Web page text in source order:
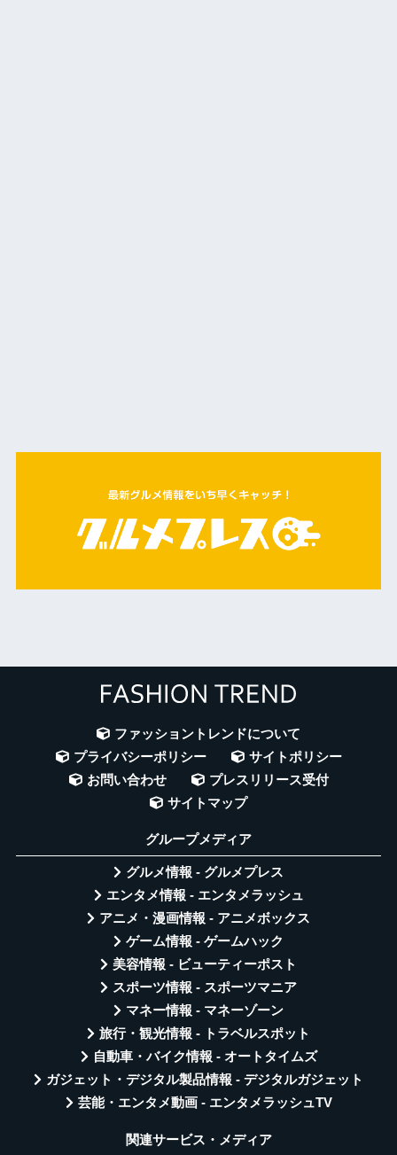
ファッショントレンドについて
プライバシーポリシー
サイトポリシー
お問い合わせ
プレスリリース受付
サイトマップ
グループメディア
グルメ情報 - グルメプレス
エンタメ情報 - エンタメラッシュ
アニメ・漫画情報 - アニメボックス
ゲーム情報 - ゲームハック
美容情報 - ビューティーポスト
スポーツ情報 - スポーツマニア
マネー情報 - マネーゾーン
旅行・観光情報 - トラベルスポット
自動車・バイク情報 - オートタイムズ
ガジェット・デジタル製品情報 - デジタルガジェット
芸能・エンタメ動画 - エンタメラッシュTV
関連サービス・メディア